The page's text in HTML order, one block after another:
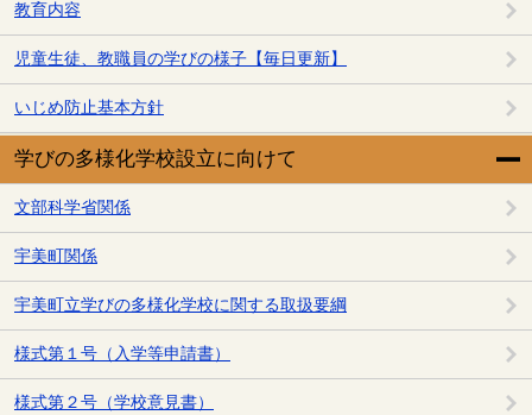
教育内容
児童生徒、教職員の学びの様子【毎日更新】
いじめ防止基本方針
学びの多様化学校設立に向けて
文部科学省関係
宇美町関係
宇美町立学びの多様化学校に関する取扱要綱
様式第１号（入学等申請書）
様式第２号（学校意見書）